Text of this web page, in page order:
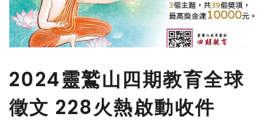
2024靈鷲山四期教育全球
徵文 228火熱啟動收件